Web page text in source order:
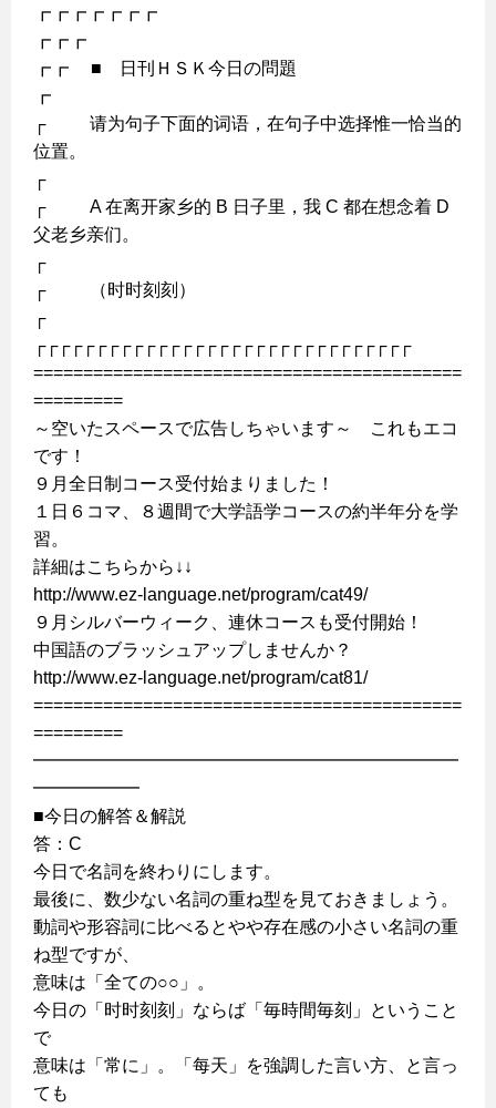
┏┏┏┏┏┏┏
┏┏┏
┏┏ ■ 日刊ＨＳＫ今日の問題
┏
┌ 请为句子下面的词语，在句子中选择惟一恰当的
位置。
┌
┌ A 在离开家乡的 B 日子里，我 C 都在想念着 D
父老乡亲们。
┌
┌ （时时刻刻）
┌
┌┌┌┌┌┌┌┌┌┌┌┌┌┌┌┌┌┌┌┌┌┌┌┌┌┌┌┌┌┌┌
===========================================
=========
～空いたスペースで広告しちゃいます～ これもエコ
です！
９月全日制コース受付始まりました！
１日６コマ、８週間で大学語学コースの約半年分を学
習。
詳細はこちらから↓↓
http://www.ez-language.net/program/cat49/
９月シルバーウィーク、連休コースも受付開始！
中国語のブラッシュアップしませんか？
http://www.ez-language.net/program/cat81/
===========================================
=========
━━━━━━━━━━━━━━━━━━━━━━━━
━━━━━━
■今日の解答＆解説
答：C
今日で名詞を終わりにします。
最後に、数少ない名詞の重ね型を見ておきましょう。
動詞や形容詞に比べるとやや存在感の小さい名詞の重
ね型ですが、
意味は「全ての○○」。
今日の「时时刻刻」ならば「毎時間毎刻」ということ
で
意味は「常に」。「每天」を強調した言い方、と言っ
ても